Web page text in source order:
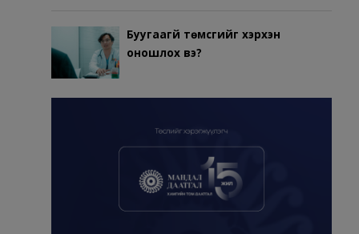
Буугаагүй төмсгийг хэрхэн
оношлох вэ?